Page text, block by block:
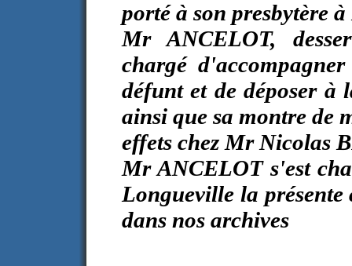
porté à son presbytère
Mr ANCELOT,
chargé
défunt et de déposer à
ainsi que sa montre de
effets chez Mr Nicolas
Mr ANCELOT s'est
Longueville la présente
dans nos archives